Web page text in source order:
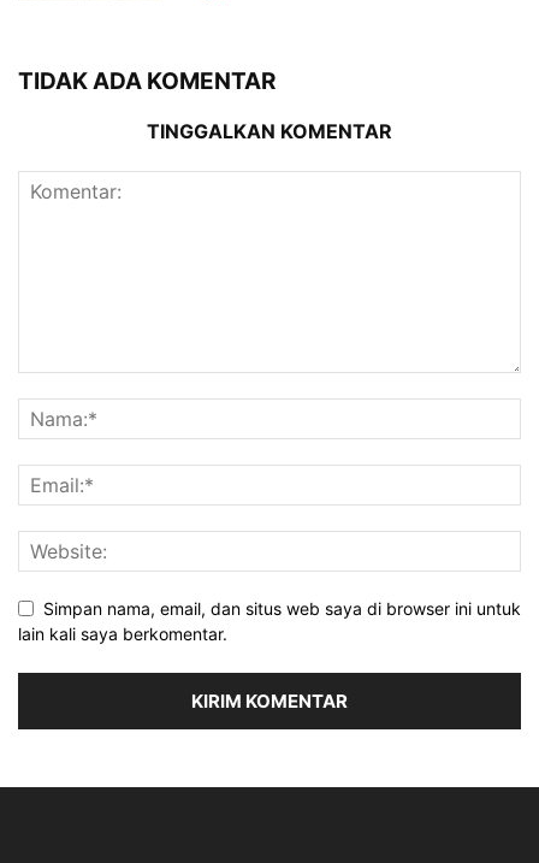
TIDAK ADA KOMENTAR
TINGGALKAN KOMENTAR
Simpan nama, email, dan situs web saya di browser ini untuk
lain kali saya berkomentar.